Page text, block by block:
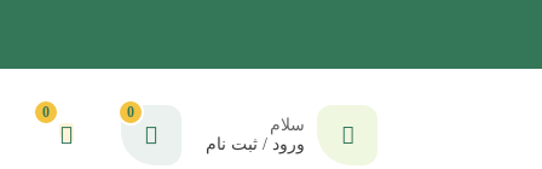
سلام
ورود / ثبت نام
0
0